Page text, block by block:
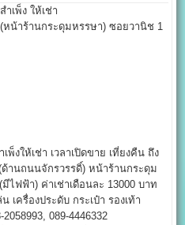
เพ็ง ให้เช่า
หน้าร้านกระดุมหรรษา) ซอยวานิช 1
พ็งให้เช่า เวลาเปิดขาย เที่ยงคืน ถึง
านถนนจักรวรรดิ์) หน้าร้านกระดุม
ไฟฟ้า) ค่าเช่าเดือนละ 13000 บาท
เครื่องประดับ กระเป๋า รองเท้า
089-4446332